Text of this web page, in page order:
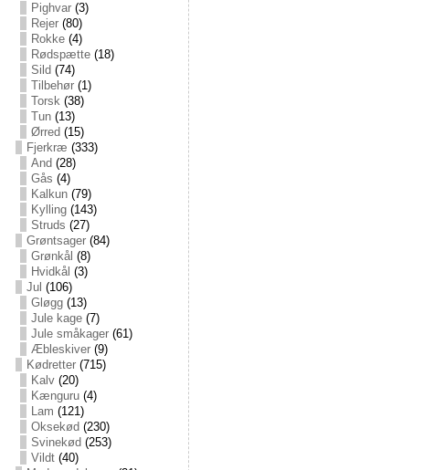
Pighvar(3)
Rejer(80)
Rokke(4)
Rødspætte(18)
Sild (74)
Tilbehør(1)
Torsk(38)
Tun(13)
Ørred (15)
Fjerkræ (333)
And (28)
Gås (4)
Kalkun(79)
Kylling(143)
Struds (27)
Grøntsager(84)
Grønkål (8)
Hvidkål (3)
Jul (106)
Gløgg(13)
Jule kage(7)
Jule småkager(61)
Æbleskiver(9)
Kødretter(715)
Kalv(20)
Kænguru(4)
Lam (121)
Oksekød (230)
Svinekød (253)
Vildt(40)